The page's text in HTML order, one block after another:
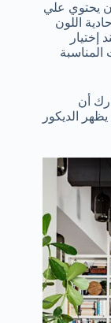
يحتوي علي
اللون
أن
الديكور